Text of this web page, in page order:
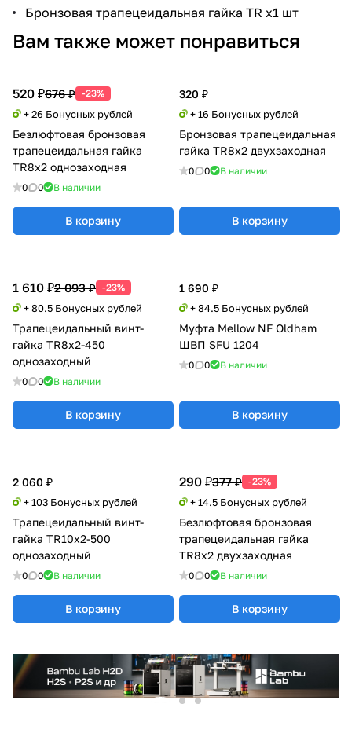
Бронзовая трапецеидальная гайка TR x1 шт
Вам также может понравиться
520 ₽676 ₽ -23%
+ 26 Бонусных рублей
Безлюфтовая бронзовая
трапецеидальная гайка
TR8x2 однозаходная
0 0 В наличии
В корзину
320 ₽
+ 16 Бонусных рублей
Бронзовая трапецеидальная
гайка TR8x2 двухзаходная
0 0 В наличии
В корзину
1 690 ₽
+ 84.5 Бонусных рублей
Муфта Mellow NF Oldham
ШВП SFU 1204
0 0 В наличии
В корзину
2 060 ₽
+ 103 Бонусных рублей
Трапецеидальный винт-
гайка TR10x2-500
однозаходный
0 0 В наличии
В корзину
290 ₽377 ₽ -23%
+ 14.5 Бонусных рублей
Безлюфтовая бронзовая
трапецеидальная гайка
TR8x2 двухзаходная
0 0 В наличии
В корзину
1 610 ₽2 093 ₽ -23%
+ 80.5 Бонусных рублей
Трапецеидальный винт-
гайка TR8x2-450
однозаходный
0 0 В наличии
В корзину